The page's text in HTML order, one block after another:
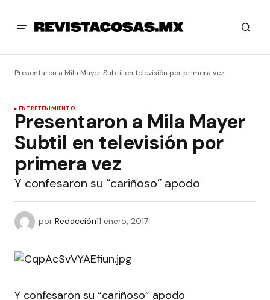
Presentaron a Mila Mayer Subtil en televisión por primera vez
ENTRETENIMIENTO
Presentaron a Mila Mayer
Subtil en televisión por
primera vez
Y confesaron su “cariñoso” apodo
por Redacción11 enero, 2017
Y confesaron su “cariñoso” apodo